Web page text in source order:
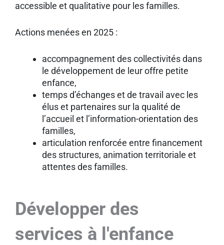
accessible et qualitative pour les familles.
Actions menées en 2025 :
accompagnement des collectivités dans
le développement de leur offre petite
enfance,
temps d’échanges et de travail avec les
élus et partenaires sur la qualité de
l’accueil et l’information-orientation des
familles,
articulation renforcée entre financement
des structures, animation territoriale et
attentes des familles.
Développer des
services à l'enfance